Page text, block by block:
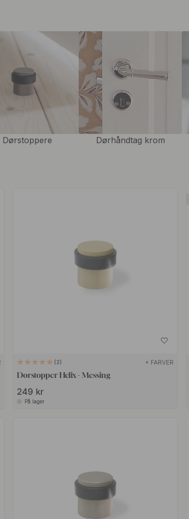
Dørstoppere Dørhåndtag krom
2 + FARVER
Dørstopper Helix - Messing
249 kr
På lager